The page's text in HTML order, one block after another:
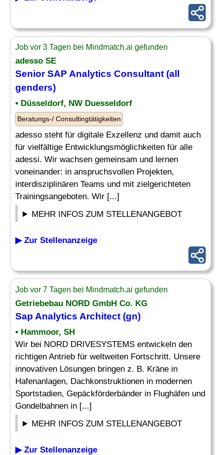
Job vor 3 Tagen bei Mindmatch.ai gefunden
adesso SE
SeniorSAP Analytics Consultant (all
genders)
• Düsseldorf, NW Duesseldorf
Beratungs-/ Consultingtätigkeiten
adesso steht für digitale Exzellenz und damit auch
für vielfältige Entwicklungsmöglichkeiten für alle
adessi. Wir wachsen gemeinsam und lernen
voneinander: in anspruchsvollen Projekten,
interdisziplinären Teams und mit zielgerichteten
Trainingsangeboten. Wir [...]
MEHR INFOS ZUM STELLENANGEBOT
▶ Zur Stellenanzeige
Job vor 7 Tagen bei Mindmatch.ai gefunden
Getriebebau NORD GmbH Co. KG
Sap Analytics Architect (gn)
• Hammoor, SH
Wir bei NORD DRIVESYSTEMS entwickeln den
richtigen Antrieb für weltweiten Fortschritt. Unsere
innovativen Lösungen bringen z. B. Kräne in
Hafenanlagen, Dachkonstruktionen in modernen
Sportstadien, Gepäckförderbänder in Flughäfen und
Gondelbahnen in [...]
MEHR INFOS ZUM STELLENANGEBOT
▶ Zur Stellenanzeige